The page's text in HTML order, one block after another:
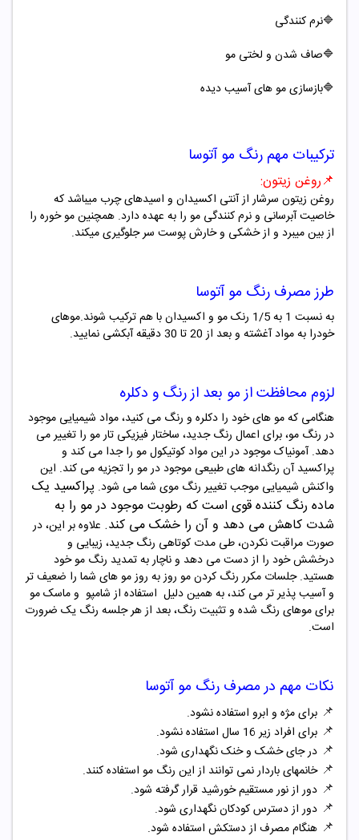
🔷نرم کنندگی
🔷صاف شدن و لختی مو
🔷بازسازی مو های آسیب دیده
ترکیبات مهم رنگ مو آتوسا
📌روغن زیتون:
روغن زیتون سرشار از آنتی اکسیدان و اسیدهای چرب میباشد که
خاصیت آبرسانی و نرم کنندگی مو را به عهده دارد. همچنین مو خوره را
از بین میبرد و از خشکی و خارش پوست سر جلوگیری میکند.
طرز مصرف رنگ مو آتوسا
به نسبت 1 به 1/5 رنک مو و اکسیدان با هم ترکیب شوند.موهای
خودرا به مواد آغشته و بعد از 20 تا 30 دقیقه آبکشی نمایید.
لزوم محافظت از مو بعد از رنگ و دکلره
هنگامی که مو های خود را دکلره و رنگ می کنید، مواد شیمیایی موجود
در رنگ مو، برای اعمال رنگ جدید، ساختار فیزیکی تار مو را تغییر می
دهد. آمونیاک موجود در این مواد کوتیکول مو را جدا می کند و
پراکسید آن رنگدانه های طبیعی موجود در مو را تجزیه می کند. این
واکنش شیمیایی موجب تغییر رنگ موی شما می شود. پراکسید یک
ماده رنگ‌ کننده قوی است که رطوبتموجود در مو را به
شدت کاهش می دهد و آن را خشک می کند. علاوه بر این، در
صورت مراقبت نکردن، طی مدت کوتاهی رنگ جدید، زیبایی و
درخشش خود را از دست می دهد و ناچار به تمدید رنگ مو خود
هستید. جلسات مکرر رنگ کردن مو روز به روز مو های شما را ضعیف تر
و آسیب پذیر تر می کند، به همین دلیل استفاده از شامپو و ماسک مو
برای موهای رنگ شده و تثبیت رنگ، بعد از هر جلسه رنگ یک ضرورت
است.
نکات مهم در مصرف رنگ مو آتوسا
📌 برای مژه و ابرو استفاده نشود.
📌 برای افراد زیر 16 سال استفاده نشود.
📌 در جای خشک و خنک نگهداری شود.
📌خانمهای باردار نمی توانند از این رنگ مو استفاده کنند.
📌 دور از نور مستقیم خورشید قرار گرفته شود.
📌 دور از دسترس کودکان نگهداری شود.
📌 هنگام مصرف از دستکش استفاده شود.